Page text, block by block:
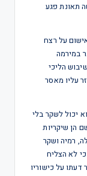
תאונת פגע
על רצח
במירמה
הליכי
עליו מאסר
יכול לשקר בלי
הן שיקריות
רמיה ושקר
לא הצליח
על כישוריו